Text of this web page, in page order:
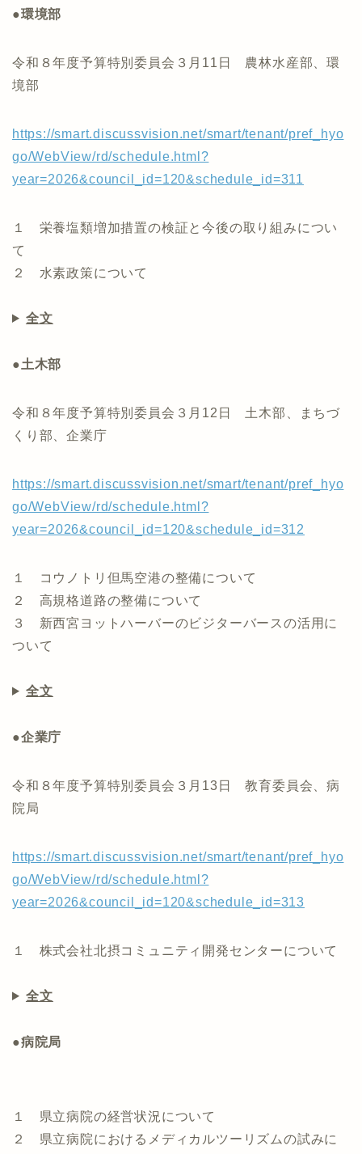
●環境部
令和８年度予算特別委員会３月11日 農林水産部、環
境部
https://smart.discussvision.net/smart/tenant/pref_hyo
go/WebView/rd/schedule.html?
year=2026&council_id=120&schedule_id=311
１ 栄養塩類増加措置の検証と今後の取り組みについ
て
２ 水素政策について
全文
●土木部
令和８年度予算特別委員会３月12日 土木部、まちづ
くり部、企業庁
https://smart.discussvision.net/smart/tenant/pref_hyo
go/WebView/rd/schedule.html?
year=2026&council_id=120&schedule_id=312
１ コウノトリ但馬空港の整備について
２ 高規格道路の整備について
３ 新西宮ヨットハーバーのビジターバースの活用に
ついて
全文
●企業庁
令和８年度予算特別委員会３月13日 教育委員会、病
院局
https://smart.discussvision.net/smart/tenant/pref_hyo
go/WebView/rd/schedule.html?
year=2026&council_id=120&schedule_id=313
１ 株式会社北摂コミュニティ開発センターについて
全文
●病院局
１ 県立病院の経営状況について
２ 県立病院におけるメディカルツーリズムの試みに